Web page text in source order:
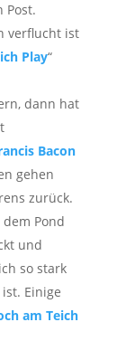
Post.
verflucht ist
Play“
dann hat
Bacon
gehen
zurück.
Pond
und
so stark
Einige
am Teich